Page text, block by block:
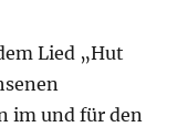
Lied „Hut
im und für den